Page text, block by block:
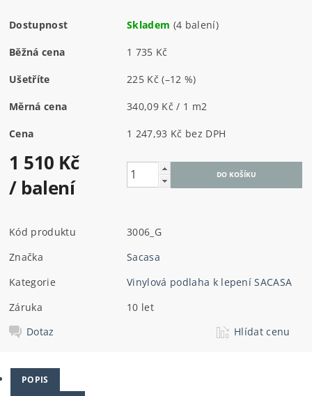
Dostupnost Skladem (4 balení)
Běžná cena 1 735 Kč
Ušetříte 225 Kč(–12 %)
Měrná cena 340,09 Kč / 1 m2
Cena 1 247,93 Kč bez DPH
1 510 Kč
/ balení
Kód produktu
3006_G
Značka
Sacasa
Kategorie
Vinylová podlaha k lepení SACASA
Záruka
10 let
Dotaz
Hlídat cenu
POPIS